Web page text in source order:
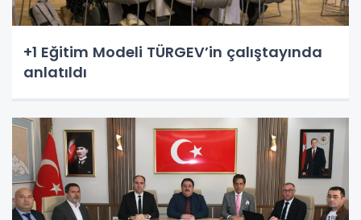
+1 Eğitim Modeli TÜRGEV’in çalıştayında
anlatıldı